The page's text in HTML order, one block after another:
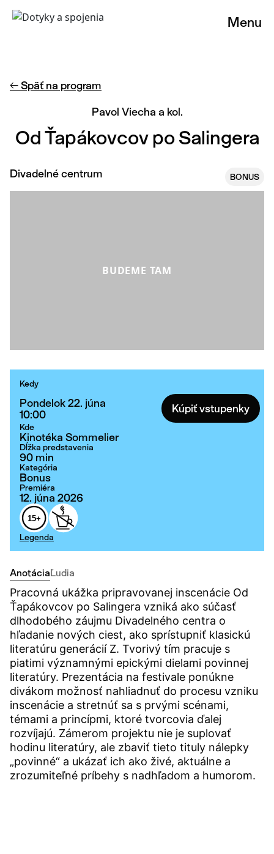
Menu
← Späť na program
Pavol Viecha a kol.
Od Ťapákovcov po Salingera
Divadelné centrum BONUS
BUDEME TAM
Kedy
Pondelok 22. júna
10:00
Kúpiť vstupenky
Kde
Kinotéka Sommelier
Dĺžka predstavenia
90 min
Kategória
Bonus
Premiéra
12. júna 2026
15+
Legenda
AnotáciaĽudia
Pracovná ukážka pripravovanej inscenácie Od
Ťapákovcov po Salingera vzniká ako súčasť
dlhodobého záujmu Divadelného centra o
hľadanie nových ciest, ako sprístupniť klasickú
literatúru generácií Z. Tvorivý tím pracuje s
piatimi významnými epickými dielami povinnej
literatúry. Prezentácia na festivale ponúkne
divákom možnosť nahliadnuť do procesu vzniku
inscenácie a stretnúť sa s prvými scénami,
témami a princípmi, ktoré tvorcovia ďalej
rozvíjajú. Zámerom projektu nie je suplovať
hodinu literatúry, ale zbaviť tieto tituly nálepky
„povinné“ a ukázať ich ako živé, aktuálne a
zrozumiteľné príbehy s nadhľadom a humorom.